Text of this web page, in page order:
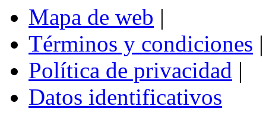
Mapa de web |
Términos y condiciones |
Política de privacidad |
Datos identificativos